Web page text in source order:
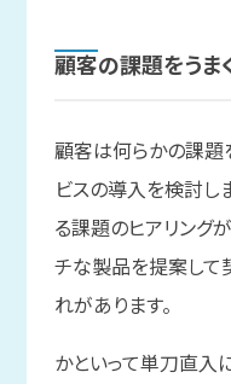
顧客の課題をうま
顧客は何らかの課題
ビスの導入を検討し
る課題のヒアリング
チな製品を提案して
れがあります。
かといって単刀直入